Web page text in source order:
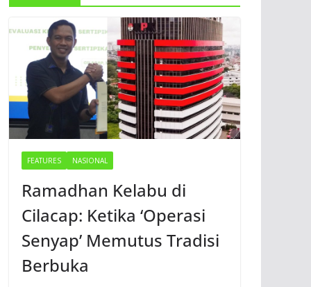
FEATURES NASIONAL
Ramadhan Kelabu di
Cilacap: Ketika ‘Operasi
Senyap’ Memutus Tradisi
Berbuka